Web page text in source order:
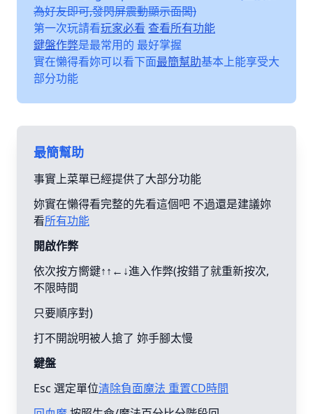
為好友即可,發閃屏震動顯示面闆)
第一次玩請看玩家必看 查看所有功能
鍵盤作弊是最常用的 最好掌握
實在懶得看妳可以看下面最簡幫助基本上能享受大
部分功能
最簡幫助
事實上菜單已經提供了大部分功能
妳實在懶得看完整的先看這個吧 不過還是建議妳
看所有功能
開啟作弊
依次按方嚮鍵↑↑←↓進入作弊(按錯了就重新按次,
不限時間
只要順序對)
打不開說明被人搶了 妳手腳太慢
鍵盤
Esc 選定單位清除負面魔法 重置CD時間